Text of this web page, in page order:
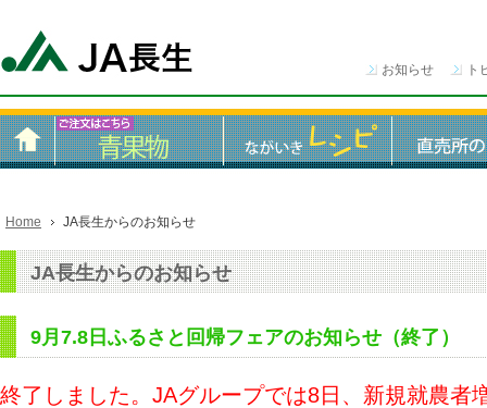
お知らせ ト
Home JA長生からのお知らせ
JA長生からのお知らせ
9月7.8日ふるさと回帰フェアのお知らせ（終了）
終了しました。JAグループでは8日、新規就農者